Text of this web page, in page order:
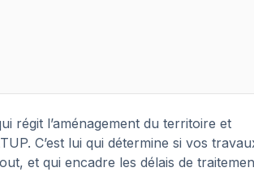
régit l’aménagement du territoire et
C’est lui qui détermine si vos
et qui encadre les délais de